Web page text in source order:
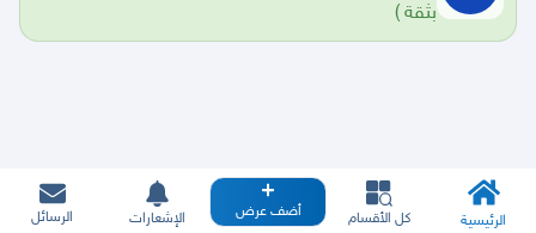
بثقة )
الرئيسية كل الأقسام أضف عرض الإشعارات الرسائل